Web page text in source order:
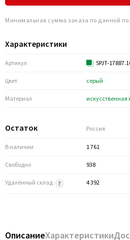
Характеристики
Артикул 5PJT-
Цвет серый
Материал искусственная
Остаток Россия
В наличии 1 761
Свободно 938
Удалённый склад 4 392
Минимальная сумма заказа по данной
ОписаниеХарактеристики